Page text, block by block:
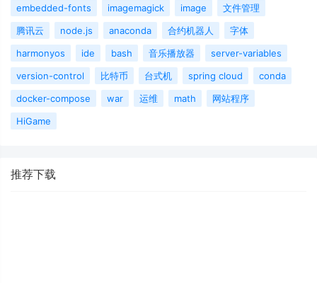
embedded-fonts
imagemagick image
文件管理
腾讯云
node.js anaconda 合约机器人
字体
harmonyos
ide bash 音乐播放器
server-variables
version-control
比特币 台式机 spring cloud
conda
docker-compose
war 运维 math
网站程序
HiGame
推荐下载